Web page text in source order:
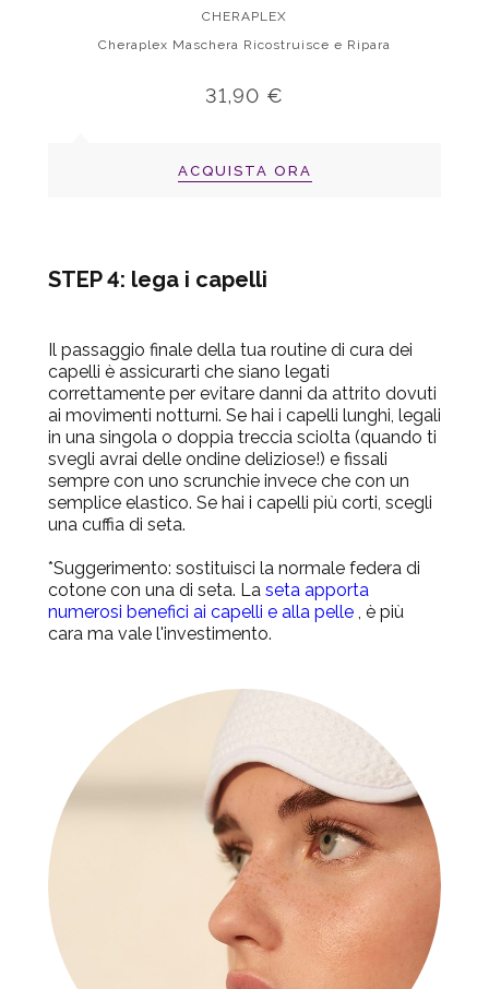
CHERAPLEX
Cheraplex Maschera Ricostruisce e Ripara
31,90 €
ACQUISTA ORA
STEP 4: lega i capelli
Il passaggio finale della tua routine di cura dei
capelli è assicurarti che siano legati
correttamente per evitare danni da attrito dovuti
ai movimenti notturni. Se hai i capelli lunghi, legali
in una singola o doppia treccia sciolta (quando ti
svegli avrai delle ondine deliziose!) e fissali
sempre con uno scrunchie invece che con un
semplice elastico. Se hai i capelli più corti, scegli
una cuffia di seta.
*Suggerimento: sostituisci la normale federa di
cotone con una di seta. La seta apporta
numerosi benefici ai capelli e alla pelle , è più
cara ma vale l'investimento.